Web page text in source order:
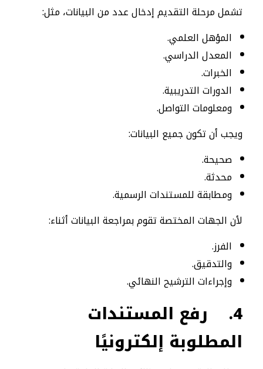
تشمل مرحلة التقديم إدخال عدد من البيانات، مثل:
المؤهل العلمي.
المعدل الدراسي.
الخبرات.
الدورات التدريبية.
ومعلومات التواصل.
ويجب أن تكون جميع البيانات:
صحيحة.
محدثة.
ومطابقة للمستندات الرسمية.
لأن الجهات المختصة تقوم بمراجعة البيانات أثناء:
الفرز.
والتدقيق.
وإجراءات الترشيح النهائي.
4.
رفع المستندات
المطلوبة إلكترونيًا